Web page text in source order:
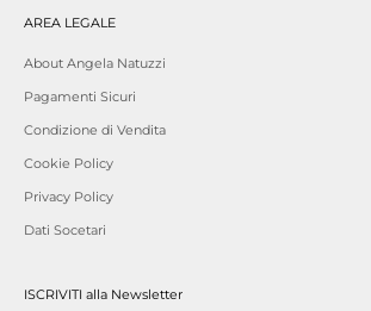
AREA LEGALE
About Angela Natuzzi
Pagamenti Sicuri
Condizione di Vendita
Cookie Policy
Privacy Policy
Dati Socetari
ISCRIVITI alla Newsletter